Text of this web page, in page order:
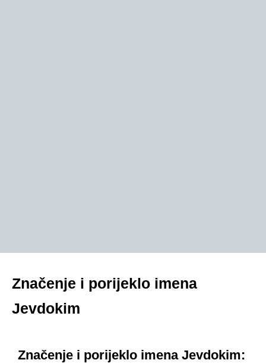
Značenje i porijeklo imena
Jevdokim
Značenje i porijeklo imena Jevdokim: